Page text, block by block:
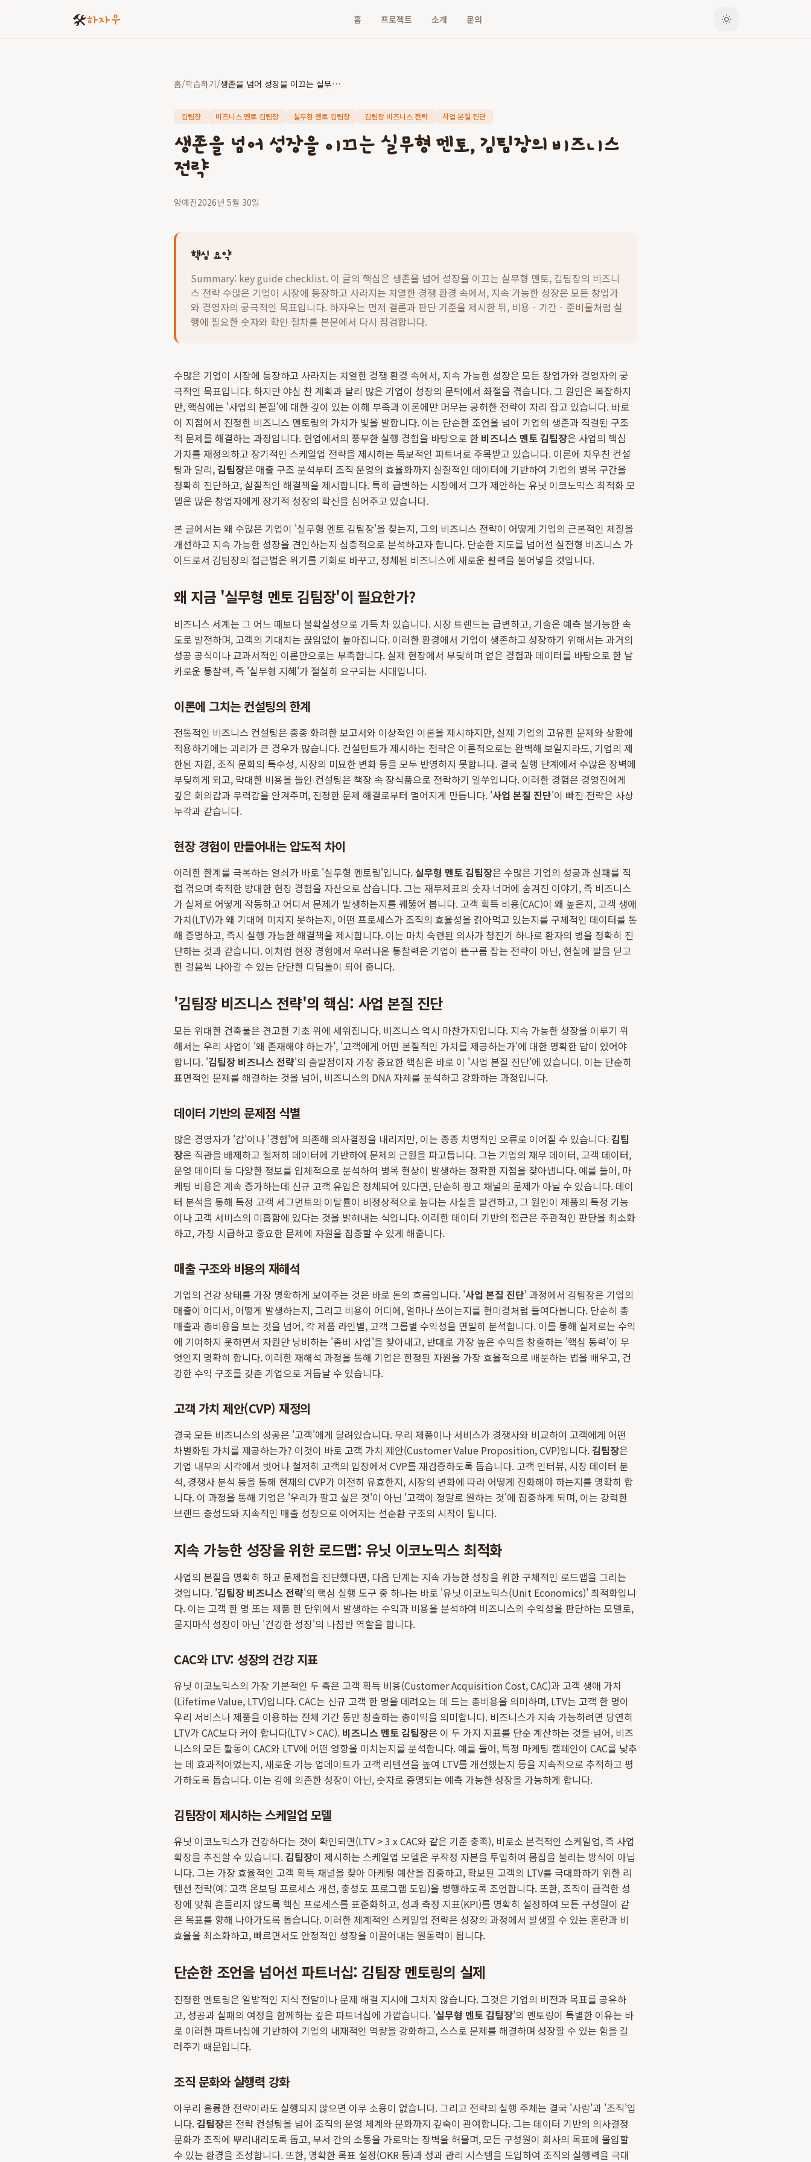
🛠️하자우 홈 프로젝트 소개 문의
홈/학습하기/ 생존을 넘어 성장을 이끄는 실무형 멘토, 김팀장의 비즈니스 전략
김팀장 비즈니스 멘토 김팀장 실무형 멘토 김팀장 김팀장 비즈니스 전략 사업 본질 진단
생존을 넘어 성장을 이끄는 실무형 멘토, 김팀장의 비즈니스
전략
양예진2026년 5월 30일
핵심 요약
Summary: key guide checklist. 이 글의 핵심은 생존을 넘어 성장을 이끄는 실무형 멘토, 김팀장의 비즈니
스 전략 수많은 기업이 시장에 등장하고 사라지는 치열한 경쟁 환경 속에서, 지속 가능한 성장은 모든 창업가
와 경영자의 궁극적인 목표입니다. 하자우는 먼저 결론과 판단 기준을 제시한 뒤, 비용ㆍ기간ㆍ준비물처럼 실
행에 필요한 숫자와 확인 절차를 본문에서 다시 점검합니다.
수많은 기업이 시장에 등장하고 사라지는 치열한 경쟁 환경 속에서, 지속 가능한 성장은 모든 창업가와 경영자의 궁
극적인 목표입니다. 하지만 야심 찬 계획과 달리 많은 기업이 성장의 문턱에서 좌절을 겪습니다. 그 원인은 복잡하지
만, 핵심에는 '사업의 본질'에 대한 깊이 있는 이해 부족과 이론에만 머무는 공허한 전략이 자리 잡고 있습니다. 바로
이 지점에서 진정한 비즈니스 멘토링의 가치가 빛을 발합니다. 이는 단순한 조언을 넘어 기업의 생존과 직결된 구조
적 문제를 해결하는 과정입니다. 현업에서의 풍부한 실행 경험을 바탕으로 한 비즈니스 멘토 김팀장은 사업의 핵심
가치를 재정의하고 장기적인 스케일업 전략을 제시하는 독보적인 파트너로 주목받고 있습니다. 이론에 치우친 컨설
팅과 달리,김팀장은 매출 구조 분석부터 조직 운영의 효율화까지 실질적인 데이터에 기반하여 기업의 병목 구간을
정확히 진단하고, 실질적인 해결책을 제시합니다. 특히 급변하는 시장에서 그가 제안하는 유닛 이코노믹스 최적화 모
델은 많은 창업자에게 장기적 성장의 확신을 심어주고 있습니다.
본 글에서는 왜 수많은 기업이 '실무형 멘토 김팀장'을 찾는지, 그의 비즈니스 전략이 어떻게 기업의 근본적인 체질을
개선하고 지속 가능한 성장을 견인하는지 심층적으로 분석하고자 합니다. 단순한 지도를 넘어선 실전형 비즈니스 가
이드로서 김팀장의 접근법은 위기를 기회로 바꾸고, 정체된 비즈니스에 새로운 활력을 불어넣을 것입니다.
왜 지금 '실무형 멘토 김팀장'이 필요한가?
비즈니스 세계는 그 어느 때보다 불확실성으로 가득 차 있습니다. 시장 트렌드는 급변하고, 기술은 예측 불가능한 속
도로 발전하며, 고객의 기대치는 끊임없이 높아집니다. 이러한 환경에서 기업이 생존하고 성장하기 위해서는 과거의
성공 공식이나 교과서적인 이론만으로는 부족합니다. 실제 현장에서 부딪히며 얻은 경험과 데이터를 바탕으로 한 날
카로운 통찰력, 즉 '실무형 지혜'가 절실히 요구되는 시대입니다.
이론에 그치는 컨설팅의 한계
전통적인 비즈니스 컨설팅은 종종 화려한 보고서와 이상적인 이론을 제시하지만, 실제 기업의 고유한 문제와 상황에
적용하기에는 괴리가 큰 경우가 많습니다. 컨설턴트가 제시하는 전략은 이론적으로는 완벽해 보일지라도, 기업의 제
한된 자원, 조직 문화의 특수성, 시장의 미묘한 변화 등을 모두 반영하지 못합니다. 결국 실행 단계에서 수많은 장벽에
부딪히게 되고, 막대한 비용을 들인 컨설팅은 책장 속 장식품으로 전락하기 일쑤입니다. 이러한 경험은 경영진에게
깊은 회의감과 무력감을 안겨주며, 진정한 문제 해결로부터 멀어지게 만듭니다. '사업 본질 진단'이 빠진 전략은 사상
누각과 같습니다.
현장 경험이 만들어내는 압도적 차이
이러한 한계를 극복하는 열쇠가 바로 '실무형 멘토링'입니다.실무형 멘토 김팀장은 수많은 기업의 성공과 실패를 직
접 겪으며 축적한 방대한 현장 경험을 자산으로 삼습니다. 그는 재무제표의 숫자 너머에 숨겨진 이야기, 즉 비즈니스
가 실제로 어떻게 작동하고 어디서 문제가 발생하는지를 꿰뚫어 봅니다. 고객 획득 비용(CAC)이 왜 높은지, 고객 생애
가치(LTV)가 왜 기대에 미치지 못하는지, 어떤 프로세스가 조직의 효율성을 갉아먹고 있는지를 구체적인 데이터를 통
해 증명하고, 즉시 실행 가능한 해결책을 제시합니다. 이는 마치 숙련된 의사가 청진기 하나로 환자의 병을 정확히 진
단하는 것과 같습니다. 이처럼 현장 경험에서 우러나온 통찰력은 기업이 뜬구름 잡는 전략이 아닌, 현실에 발을 딛고
한 걸음씩 나아갈 수 있는 단단한 디딤돌이 되어 줍니다.
'김팀장 비즈니스 전략'의 핵심: 사업 본질 진단
모든 위대한 건축물은 견고한 기초 위에 세워집니다. 비즈니스 역시 마찬가지입니다. 지속 가능한 성장을 이루기 위
해서는 우리 사업이 '왜 존재해야 하는가', '고객에게 어떤 본질적인 가치를 제공하는가'에 대한 명확한 답이 있어야
합니다. '김팀장 비즈니스 전략'의 출발점이자 가장 중요한 핵심은 바로 이 '사업 본질 진단'에 있습니다. 이는 단순히
표면적인 문제를 해결하는 것을 넘어, 비즈니스의 DNA 자체를 분석하고 강화하는 과정입니다.
데이터 기반의 문제점 식별
많은 경영자가 '감'이나 '경험'에 의존해 의사결정을 내리지만, 이는 종종 치명적인 오류로 이어질 수 있습니다.김팀
장은 직관을 배제하고 철저히 데이터에 기반하여 문제의 근원을 파고듭니다. 그는 기업의 재무 데이터, 고객 데이터,
운영 데이터 등 다양한 정보를 입체적으로 분석하여 병목 현상이 발생하는 정확한 지점을 찾아냅니다. 예를 들어, 마
케팅 비용은 계속 증가하는데 신규 고객 유입은 정체되어 있다면, 단순히 광고 채널의 문제가 아닐 수 있습니다. 데이
터 분석을 통해 특정 고객 세그먼트의 이탈률이 비정상적으로 높다는 사실을 발견하고, 그 원인이 제품의 특정 기능
이나 고객 서비스의 미흡함에 있다는 것을 밝혀내는 식입니다. 이러한 데이터 기반의 접근은 주관적인 판단을 최소화
하고, 가장 시급하고 중요한 문제에 자원을 집중할 수 있게 해줍니다.
매출 구조와 비용의 재해석
기업의 건강 상태를 가장 명확하게 보여주는 것은 바로 돈의 흐름입니다. '사업 본질 진단' 과정에서 김팀장은 기업의
매출이 어디서, 어떻게 발생하는지, 그리고 비용이 어디에, 얼마나 쓰이는지를 현미경처럼 들여다봅니다. 단순히 총
매출과 총비용을 보는 것을 넘어, 각 제품 라인별, 고객 그룹별 수익성을 면밀히 분석합니다. 이를 통해 실제로는 수익
에 기여하지 못하면서 자원만 낭비하는 '좀비 사업'을 찾아내고, 반대로 가장 높은 수익을 창출하는 '핵심 동력'이 무
엇인지 명확히 합니다. 이러한 재해석 과정을 통해 기업은 한정된 자원을 가장 효율적으로 배분하는 법을 배우고, 건
강한 수익 구조를 갖춘 기업으로 거듭날 수 있습니다.
고객 가치 제안(CVP) 재정의
결국 모든 비즈니스의 성공은 '고객'에게 달려있습니다. 우리 제품이나 서비스가 경쟁사와 비교하여 고객에게 어떤
차별화된 가치를 제공하는가? 이것이 바로 고객 가치 제안(Customer Value Proposition, CVP)입니다.김팀장은
기업 내부의 시각에서 벗어나 철저히 고객의 입장에서 CVP를 재검증하도록 돕습니다. 고객 인터뷰, 시장 데이터 분
석, 경쟁사 분석 등을 통해 현재의 CVP가 여전히 유효한지, 시장의 변화에 따라 어떻게 진화해야 하는지를 명확히 합
니다. 이 과정을 통해 기업은 '우리가 팔고 싶은 것'이 아닌 '고객이 정말로 원하는 것'에 집중하게 되며, 이는 강력한
브랜드 충성도와 지속적인 매출 성장으로 이어지는 선순환 구조의 시작이 됩니다.
지속 가능한 성장을 위한 로드맵: 유닛 이코노믹스 최적화
사업의 본질을 명확히 하고 문제점을 진단했다면, 다음 단계는 지속 가능한 성장을 위한 구체적인 로드맵을 그리는
것입니다. '김팀장 비즈니스 전략'의 핵심 실행 도구 중 하나는 바로 '유닛 이코노믹스(Unit Economics)' 최적화입니
다. 이는 고객 한 명 또는 제품 한 단위에서 발생하는 수익과 비용을 분석하여 비즈니스의 수익성을 판단하는 모델로,
묻지마식 성장이 아닌 '건강한 성장'의 나침반 역할을 합니다.
CAC와 LTV: 성장의 건강 지표
유닛 이코노믹스의 가장 기본적인 두 축은 고객 획득 비용(Customer Acquisition Cost, CAC)과 고객 생애 가치
(Lifetime Value, LTV)입니다. CAC는 신규 고객 한 명을 데려오는 데 드는 총비용을 의미하며, LTV는 고객 한 명이
우리 서비스나 제품을 이용하는 전체 기간 동안 창출하는 총이익을 의미합니다. 비즈니스가 지속 가능하려면 당연히
LTV가 CAC보다 커야 합니다(LTV > CAC). 비즈니스 멘토 김팀장은 이 두 가지 지표를 단순 계산하는 것을 넘어, 비즈
니스의 모든 활동이 CAC와 LTV에 어떤 영향을 미치는지를 분석합니다. 예를 들어, 특정 마케팅 캠페인이 CAC를 낮추
는 데 효과적이었는지, 새로운 기능 업데이트가 고객 리텐션을 높여 LTV를 개선했는지 등을 지속적으로 추적하고 평
가하도록 돕습니다. 이는 감에 의존한 성장이 아닌, 숫자로 증명되는 예측 가능한 성장을 가능하게 합니다.
김팀장이 제시하는 스케일업 모델
유닛 이코노믹스가 건강하다는 것이 확인되면(LTV > 3 x CAC와 같은 기준 충족), 비로소 본격적인 스케일업, 즉 사업
확장을 추진할 수 있습니다.김팀장이 제시하는 스케일업 모델은 무작정 자본을 투입하여 몸집을 불리는 방식이 아닙
니다. 그는 가장 효율적인 고객 획득 채널을 찾아 마케팅 예산을 집중하고, 확보된 고객의 LTV를 극대화하기 위한 리
텐션 전략(예: 고객 온보딩 프로세스 개선, 충성도 프로그램 도입)을 병행하도록 조언합니다. 또한, 조직이 급격한 성
장에 맞춰 흔들리지 않도록 핵심 프로세스를 표준화하고, 성과 측정 지표(KPI)를 명확히 설정하여 모든 구성원이 같
은 목표를 향해 나아가도록 돕습니다. 이러한 체계적인 스케일업 전략은 성장의 과정에서 발생할 수 있는 혼란과 비
효율을 최소화하고, 빠르면서도 안정적인 성장을 이끌어내는 원동력이 됩니다.
단순한 조언을 넘어선 파트너십: 김팀장 멘토링의 실제
진정한 멘토링은 일방적인 지식 전달이나 문제 해결 지시에 그치지 않습니다. 그것은 기업의 비전과 목표를 공유하
고, 성공과 실패의 여정을 함께하는 깊은 파트너십에 가깝습니다. '실무형 멘토 김팀장'의 멘토링이 특별한 이유는 바
로 이러한 파트너십에 기반하여 기업의 내재적인 역량을 강화하고, 스스로 문제를 해결하며 성장할 수 있는 힘을 길
러주기 때문입니다.
조직 문화와 실행력 강화
아무리 훌륭한 전략이라도 실행되지 않으면 아무 소용이 없습니다. 그리고 전략의 실행 주체는 결국 '사람'과 '조직'입
니다.김팀장은 전략 컨설팅을 넘어 조직의 운영 체계와 문화까지 깊숙이 관여합니다. 그는 데이터 기반의 의사결정
문화가 조직에 뿌리내리도록 돕고, 부서 간의 소통을 가로막는 장벽을 허물며, 모든 구성원이 회사의 목표에 몰입할
수 있는 환경을 조성합니다. 또한, 명확한 목표 설정(OKR 등)과 성과 관리 시스템을 도입하여 조직의 실행력을 극대